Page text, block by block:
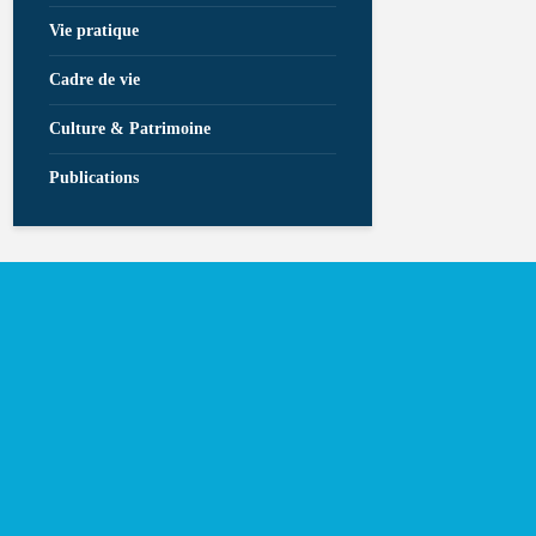
Vie pratique
Cadre de vie
Culture & Patrimoine
Publications